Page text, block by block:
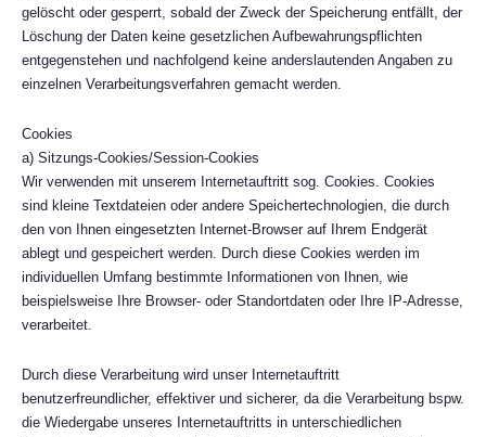
gelöscht oder gesperrt, sobald der Zweck der Speicherung entfällt, der
Löschung der Daten keine gesetzlichen Aufbewahrungspflichten
entgegenstehen und nachfolgend keine anderslautenden Angaben zu
einzelnen Verarbeitungsverfahren gemacht werden.
Cookies
a) Sitzungs-Cookies/Session-Cookies
Wir verwenden mit unserem Internetauftritt sog. Cookies. Cookies
sind kleine Textdateien oder andere Speichertechnologien, die durch
den von Ihnen eingesetzten Internet-Browser auf Ihrem Endgerät
ablegt und gespeichert werden. Durch diese Cookies werden im
individuellen Umfang bestimmte Informationen von Ihnen, wie
beispielsweise Ihre Browser- oder Standortdaten oder Ihre IP-Adresse,
verarbeitet.
Durch diese Verarbeitung wird unser Internetauftritt
benutzerfreundlicher, effektiver und sicherer, da die Verarbeitung bspw.
die Wiedergabe unseres Internetauftritts in unterschiedlichen